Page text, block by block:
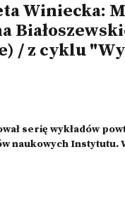
Winiecka:
/ z cyklu
serię wykładów
naukowych Instytutu.